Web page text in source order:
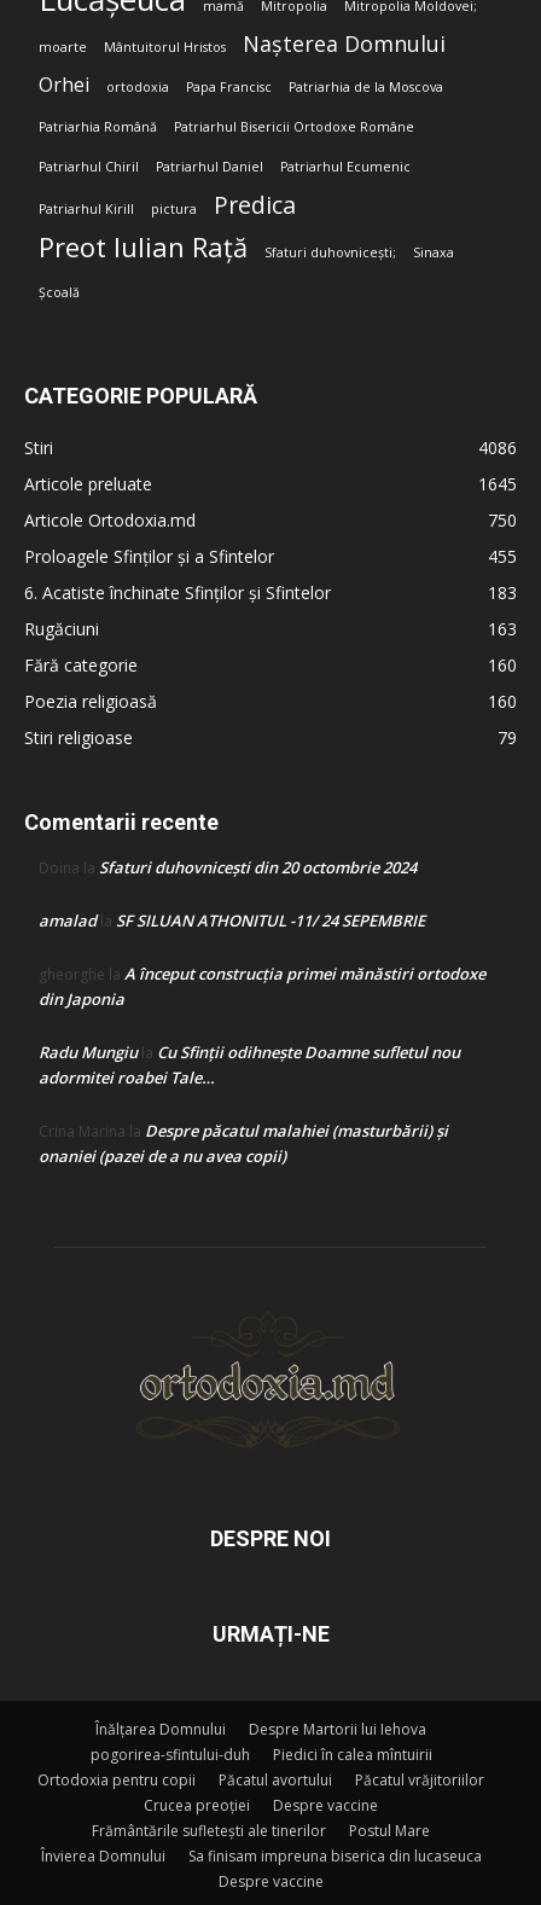
mamă Mitropolia Mitropolia Moldovei;
moarte Mântuitorul Hristos Nașterea Domnului
Orhei ortodoxia Papa Francisc Patriarhia de la Moscova
Patriarhia Română Patriarhul Bisericii Ortodoxe Române
Patriarhul Chiril Patriarhul Daniel Patriarhul Ecumenic
Patriarhul Kirill pictura Predica
Preot Iulian Rață Sfaturi duhovnicești; Sinaxa
Școală
CATEGORIE POPULARĂ
Stiri
4086
Articole preluate
1645
Articole Ortodoxia.md
750
Proloagele Sfinților și a Sfintelor
455
6. Acatiste închinate Sfinților și Sfintelor
183
Rugăciuni
163
Fără categorie
160
Poezia religioasă
160
Stiri religioase
79
Comentarii recente
Doina la Sfaturi duhovnicești din 20 octombrie 2024
amaladla SF SILUAN ATHONITUL -11/ 24 SEPEMBRIE
gheorghe la A început construcţia primei mănăstiri ortodoxe
din Japonia
Radu Mungiula Cu Sfinții odihnește Doamne sufletul nou
adormitei roabei Tale…
Crina Marina la Despre păcatul malahiei (masturbării) şi
onaniei (pazei de a nu avea copii)
DESPRE NOI
URMAȚI-NE
Înălțarea Domnului
Despre Martorii lui Iehova
pogorirea-sfintului-duh
Piedici în calea mîntuirii
Ortodoxia pentru copii
Păcatul avortului
Păcatul vrăjitoriilor
Crucea preoției
Despre vaccine
Frământările sufletești ale tinerilor
Postul Mare
Învierea Domnului
Sa finisam impreuna biserica din lucaseuca
Despre vaccine